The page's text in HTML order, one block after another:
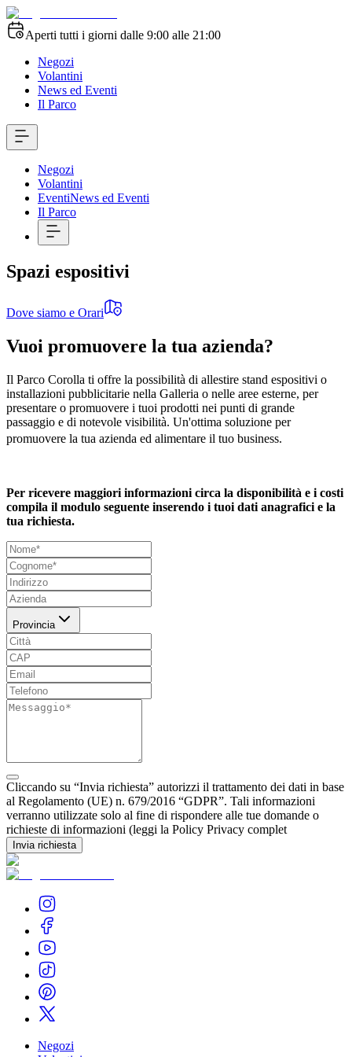
Aperti tutti i giorni dalle 9:00 alle 21:00
Negozi
Volantini
News ed Eventi
Il Parco
Negozi
Volantini
EventiNews ed Eventi
Il Parco
Spazi espositivi
Dove siamo e Orari
Vuoi promuovere la tua azienda?
Il Parco Corolla ti offre la possibilità di allestire stand espositivi o
installazioni pubblicitarie nella Galleria o nelle aree esterne, per
presentare o promuovere i tuoi prodotti nei punti di grande
passaggio e di notevole visibilità. Un'ottima soluzione per
promuovere la tua azienda ed alimentare il tuo business.
Per ricevere maggiori informazioni circa la disponibilità e i costi
compila il modulo seguente inserendo i tuoi dati anagrafici e la
tua richiesta.
Provincia
Cliccando su “Invia richiesta” autorizzi il trattamento dei dati in base
al Regolamento (UE) n. 679/2016 “GDPR”. Tali informazioni
verranno utilizzate solo al fine di rispondere alle tue domande o
richieste di informazioni (leggi la Policy Privacy complet
Invia richiesta
Negozi